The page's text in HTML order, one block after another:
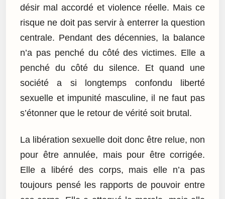
désir mal accordé et violence réelle. Mais ce
risque ne doit pas servir à enterrer la question
centrale. Pendant des décennies, la balance
n’a pas penché du côté des victimes. Elle a
penché du côté du silence. Et quand une
société a si longtemps confondu liberté
sexuelle et impunité masculine, il ne faut pas
s’étonner que le retour de vérité soit brutal.
La libération sexuelle doit donc être relue, non
pour être annulée, mais pour être corrigée.
Elle a libéré des corps, mais elle n’a pas
toujours pensé les rapports de pouvoir entre